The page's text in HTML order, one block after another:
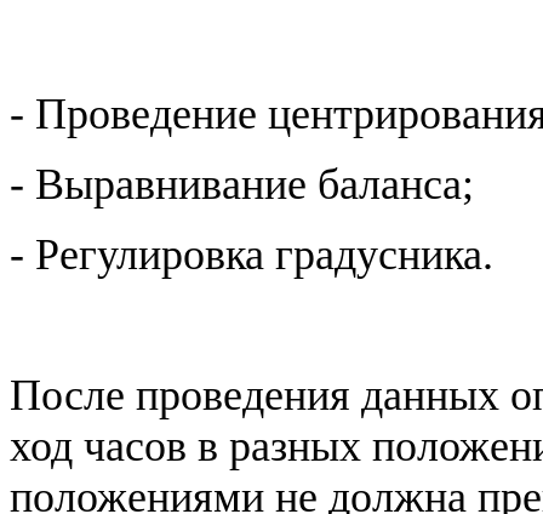
- Проведение
- Выравнивание баланса;
- Регулировка градусника.
После проведения данных
ход часов в разных
положениями не должна